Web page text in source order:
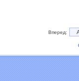
Вперед: